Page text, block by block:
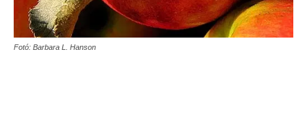
Fotó: Barbara L. Hanson